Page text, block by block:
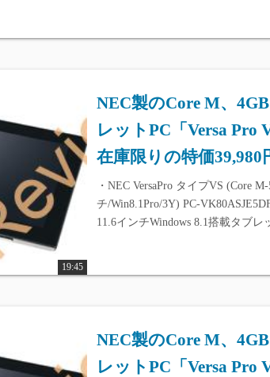
19:45
NEC製のCore M、
レットPC「Versa Pro
在庫限りの特価39,980
・NEC VersaPro タイプVS (Core
チ/Win8.1Pro/3Y) PC-
11.6インチWindows 8.1搭載タブレ
NEC製のCore M、
レットPC「Versa Pro